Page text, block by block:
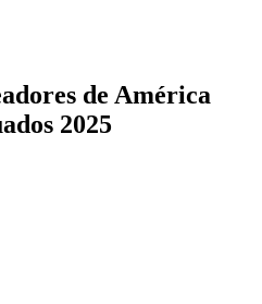
de América
2025